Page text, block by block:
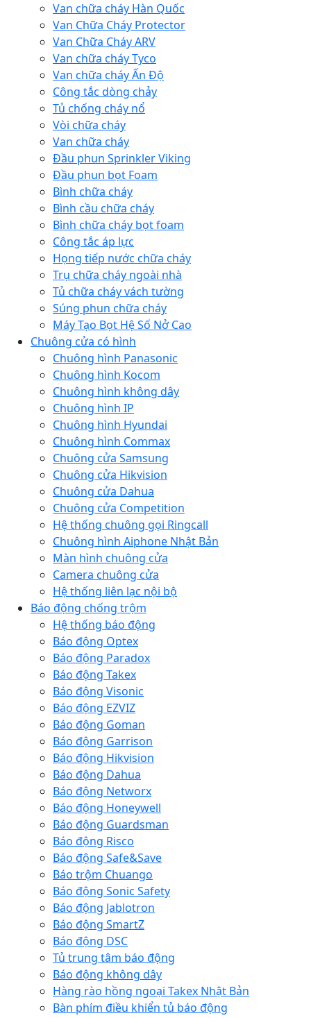
Van chữa cháy Hàn Quốc
Van Chữa Cháy Protector
Van Chữa Cháy ARV
Van chữa cháy Tyco
Van chữa cháy Ấn Độ
Công tắc dòng chảy
Tủ chống cháy nổ
Vòi chữa cháy
Van chữa cháy
Đầu phun Sprinkler Viking
Đầu phun bọt Foam
Bình chữa cháy
Bình cầu chữa cháy
Bình chữa cháy bọt foam
Công tắc áp lực
Họng tiếp nước chữa cháy
Trụ chữa cháy ngoài nhà
Tủ chữa cháy vách tường
Súng phun chữa cháy
Máy Tạo Bọt Hệ Số Nở Cao
Chuông cửa có hình
Chuông hình Panasonic
Chuông hình Kocom
Chuông hình không dây
Chuông hình IP
Chuông hình Hyundai
Chuông hình Commax
Chuông cửa Samsung
Chuông cửa Hikvision
Chuông cửa Dahua
Chuông cửa Competition
Hệ thống chuông gọi Ringcall
Chuông hình Aiphone Nhật Bản
Màn hình chuông cửa
Camera chuông cửa
Hệ thống liên lạc nội bộ
Báo động chống trộm
Hệ thống báo động
Báo động Optex
Báo động Paradox
Báo động Takex
Báo động Visonic
Báo động EZVIZ
Báo động Goman
Báo động Garrison
Báo động Hikvision
Báo động Dahua
Báo động Networx
Báo động Honeywell
Báo động Guardsman
Báo động Risco
Báo động Safe&Save
Báo trộm Chuango
Báo động Sonic Safety
Báo động Jablotron
Báo động SmartZ
Báo động DSC
Tủ trung tâm báo động
Báo động không dây
Hàng rào hồng ngoại Takex Nhật Bản
Bàn phím điều khiển tủ báo động